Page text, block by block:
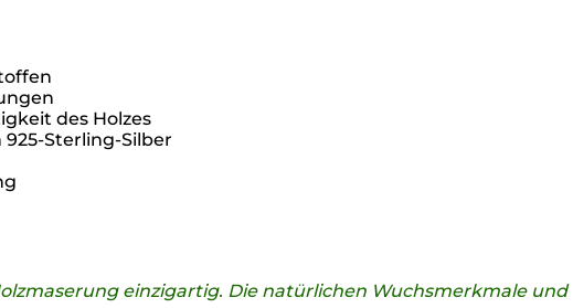
des Holzes
Sterling-Silber
einzigartig. Die natürlichen Wuchsmerkmale und